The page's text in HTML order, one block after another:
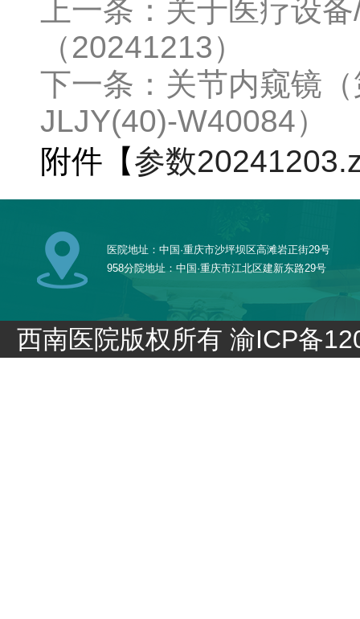
上一条：关于医疗设
（20241213）
下一条：关节内窥镜
JLJY(40)-W40084）
附件【参数
医院地址：中国·重庆市沙坪坝区高滩岩正街29号
958分院地址：中国·重庆市江北区建新东路29号
西南医院版权所有 渝ICP备